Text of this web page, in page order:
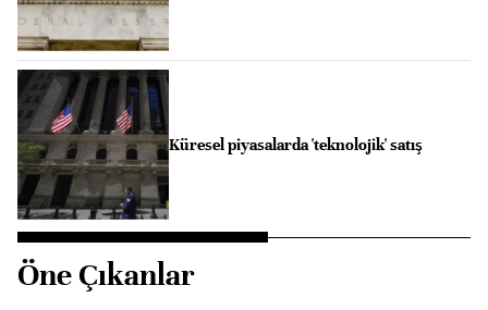
Küresel piyasalarda 'teknolojik' satış
Öne Çıkanlar